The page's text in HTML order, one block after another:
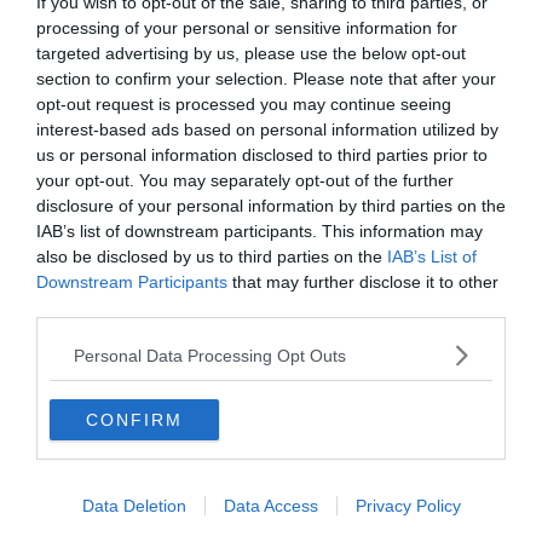
processing of your personal or sensitive information for
targeted advertising by us, please use the below opt-out
section to confirm your selection. Please note that after your
opt-out request is processed you may continue seeing
interest-based ads based on personal information utilized by
us or personal information disclosed to third parties prior to
your opt-out. You may separately opt-out of the further
disclosure of your personal information by third parties on the
IAB’s list of downstream participants. This information may
also be disclosed by us to third parties on the IAB’s List of
Downstream Participants that may further disclose it to other
Personal Data Processing Opt Outs
CONFIRM
Data Deletion Data Access Privacy Policy
per miracolo"
ITALIA
Campi Flegrei, la rabbia dei residenti a
Pozzuoli: "Istituzioni assenti"